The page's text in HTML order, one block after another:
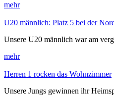
mehr
U20 männlich: Platz 5 bei der
Unsere U20 männlich war am
mehr
Herren 1 rocken das Wohnzimmer
Unsere Jungs gewinnen ihr